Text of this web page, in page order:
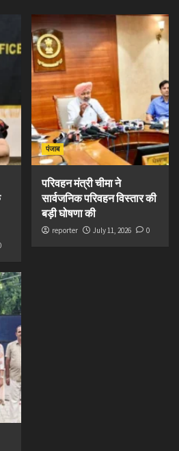
पंजाब
परिवहन मंत्री चीमा ने
सार्वजनिक परिवहन विस्तार की
बड़ी घोषणा की
reporter July 11, 2026 0